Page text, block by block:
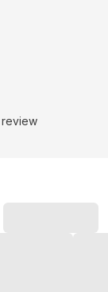
review